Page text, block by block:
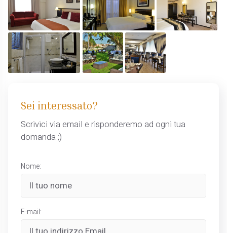
Sei interessato?
Scrivici via email e risponderemo ad ogni tua
domanda ;)
Nome:
E-mail: